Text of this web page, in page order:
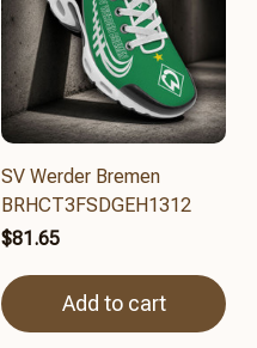
SV Werder Bremen
BRHCT3FSDGEH1312
$81.65
Add to cart